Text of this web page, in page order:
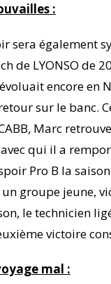
:
sera également
de LYONSO de
encore en
sur le banc.
Marc
avec qui il a
Pro B la
groupe jeune,
le technicien
victoire
mal :